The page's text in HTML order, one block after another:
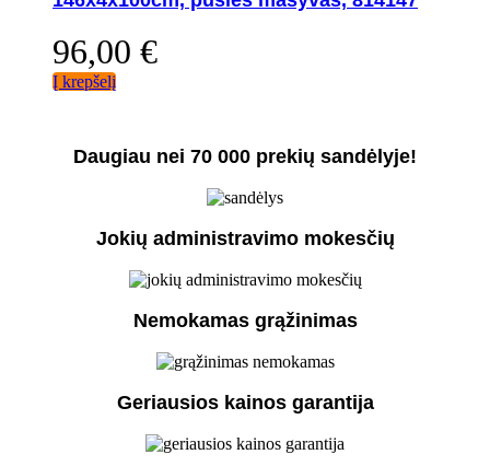
96,00 €
Į krepšelį
Daugiau nei 70 000 prekių sandėlyje!
Jokių administravimo mokesčių
Nemokamas grąžinimas
Geriausios kainos garantija